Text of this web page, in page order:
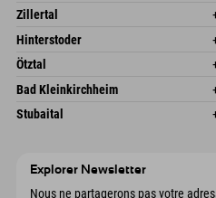
Autriche
Speckbacherstraße 87
Autriche
Zillertal
Schmiedau 2
6272 Kaltenbach im Zillertal
Autriche
Hinterstoder
Freizeitpark 10
Autriche
Ötztal
Gscheat 14
6441 Umhausen
Autriche
Bad Kleinkirchheim
Dorfstraße 24
Stubaital
Explorer Newsletter
Nous ne partagerons pas votre